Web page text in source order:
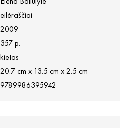
eilėraščiai
2009
357 p.
kietas
20.7 cm x 13.5 cm x 2.5 cm
9789986395942